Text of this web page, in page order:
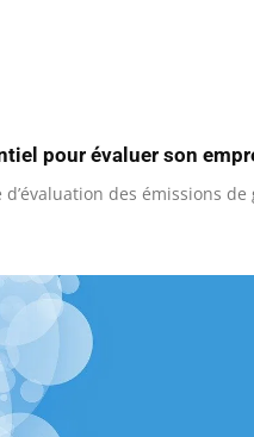
pour évaluer son
d’évaluation des émissions